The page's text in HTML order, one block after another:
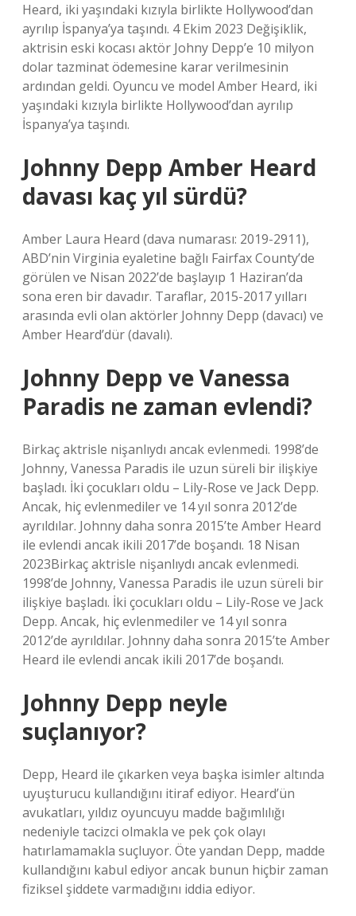
Heard, iki yaşındaki kızıyla birlikte Hollywood’dan
ayrılıp İspanya’ya taşındı. 4 Ekim 2023 Değişiklik,
aktrisin eski kocası aktör Johny Depp’e 10 milyon
dolar tazminat ödemesine karar verilmesinin
ardından geldi. Oyuncu ve model Amber Heard, iki
yaşındaki kızıyla birlikte Hollywood’dan ayrılıp
İspanya’ya taşındı.
Johnny Depp Amber Heard
davası kaç yıl sürdü?
Amber Laura Heard (dava numarası: 2019-2911),
ABD’nin Virginia eyaletine bağlı Fairfax County’de
görülen ve Nisan 2022’de başlayıp 1 Haziran’da
sona eren bir davadır. Taraflar, 2015-2017 yılları
arasında evli olan aktörler Johnny Depp (davacı) ve
Amber Heard’dür (davalı).
Johnny Depp ve Vanessa
Paradis ne zaman evlendi?
Birkaç aktrisle nişanlıydı ancak evlenmedi. 1998’de
Johnny, Vanessa Paradis ile uzun süreli bir ilişkiye
başladı. İki çocukları oldu – Lily-Rose ve Jack Depp.
Ancak, hiç evlenmediler ve 14 yıl sonra 2012’de
ayrıldılar. Johnny daha sonra 2015’te Amber Heard
ile evlendi ancak ikili 2017’de boşandı. 18 Nisan
2023Birkaç aktrisle nişanlıydı ancak evlenmedi.
1998’de Johnny, Vanessa Paradis ile uzun süreli bir
ilişkiye başladı. İki çocukları oldu – Lily-Rose ve Jack
Depp. Ancak, hiç evlenmediler ve 14 yıl sonra
2012’de ayrıldılar. Johnny daha sonra 2015’te Amber
Heard ile evlendi ancak ikili 2017’de boşandı.
Johnny Depp neyle
suçlanıyor?
Depp, Heard ile çıkarken veya başka isimler altında
uyuşturucu kullandığını itiraf ediyor. Heard’ün
avukatları, yıldız oyuncuyu madde bağımlılığı
nedeniyle tacizci olmakla ve pek çok olayı
hatırlamamakla suçluyor. Öte yandan Depp, madde
kullandığını kabul ediyor ancak bunun hiçbir zaman
fiziksel şiddete varmadığını iddia ediyor.